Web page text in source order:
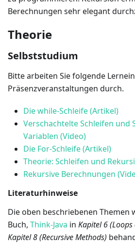
Berechnungen sehr elegant
Theorie
Selbststudium
Bitte arbeiten Sie folgende
Präsenzveranstaltungen durch.
Die while-Schleife (Artikel)
Verschachtelte Schleifen und
Variablen (Video)
Die For-Schleife (Artikel)
Theorie: Schleifen und
Rekursive Berechnungen
Literaturhinweise
Die oben beschriebenen Themen
Buch, Think-Java in Kapitel 6
Kapitel 8 (Recursive Methods)